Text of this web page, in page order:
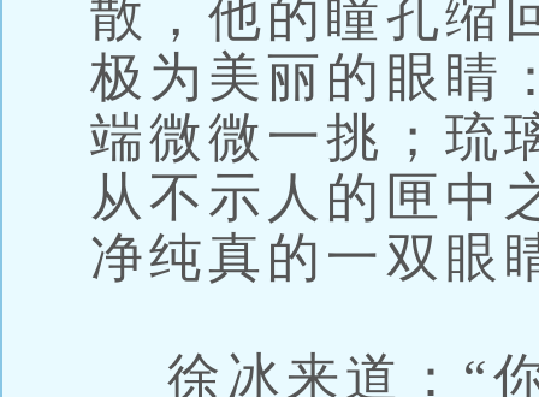
散，他的瞳孔缩
极为美丽的眼睛
端微微一挑；琉
从不示人的匣中
净纯真的一双眼
徐冰来道：“